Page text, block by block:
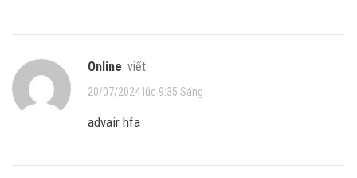
online viết:
20/07/2024 lúc 9:35 Sáng
advair hfa